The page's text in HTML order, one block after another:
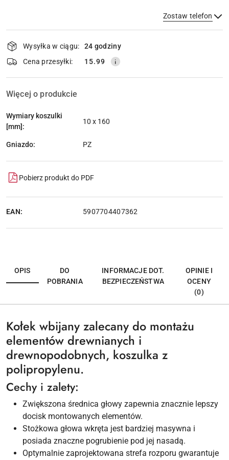
Zostaw telefon
Wyślij
Dostępność
i
dostawa
Wysyłka w ciągu:
24 godziny
Cena przesyłki:
15.99
Więcej o produkcie
Wymiary koszulki
[mm]:
10 x 160
Gniazdo: PZ
Pobierz produkt do PDF
EAN: 5907704407362
OPIS
DO
POBRANIA
INFORMACJE DOT.
BEZPIECZEŃSTWA
OPINIE I
OCENY
(0)
Kołek wbijany zalecany do montażu
elementów drewnianych i
drewnopodobnych, koszulka z
polipropylenu.
Cechy i zalety:
Zwiększona średnica głowy zapewnia znacznie lepszy
docisk montowanych elementów.
Stożkowa głowa wkręta jest bardziej masywna i
posiada znaczne pogrubienie pod jej nasadą.
Optymalnie zaprojektowana strefa rozporu gwarantuje